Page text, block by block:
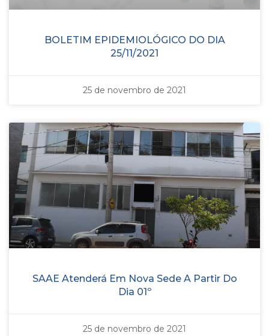
BOLETIM EPIDEMIOLÓGICO DO DIA
25/11/2021
25 de novembro de 2021
SAAE Atenderá Em Nova Sede A Partir Do
Dia 01º
25 de novembro de 2021